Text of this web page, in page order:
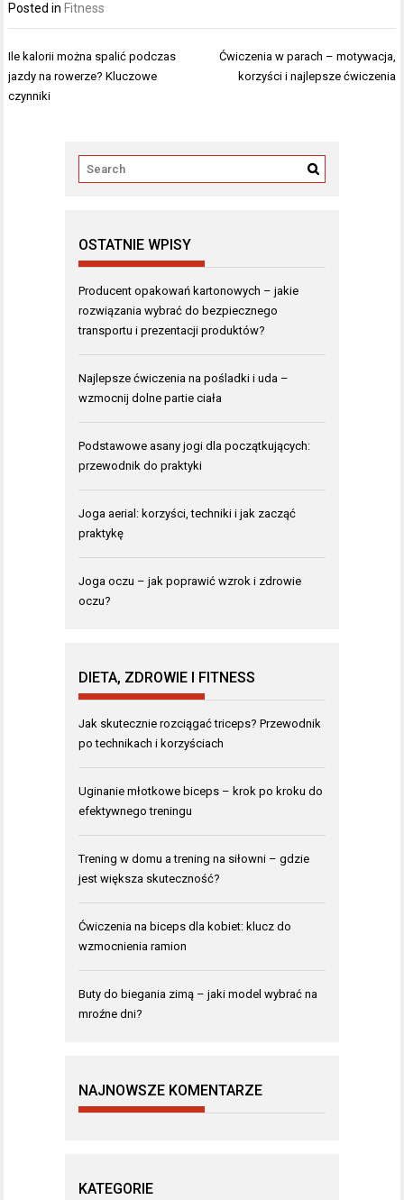
Posted in Fitness
Nawigacja
wpisu
Ile kalorii można spalić podczas
jazdy na rowerze? Kluczowe
czynniki
Ćwiczenia w parach – motywacja,
korzyści i najlepsze ćwiczenia
OSTATNIE WPISY
Producent opakowań kartonowych – jakie
rozwiązania wybrać do bezpiecznego
transportu i prezentacji produktów?
Najlepsze ćwiczenia na pośladki i uda –
wzmocnij dolne partie ciała
Podstawowe asany jogi dla początkujących:
przewodnik do praktyki
Joga aerial: korzyści, techniki i jak zacząć
praktykę
Joga oczu – jak poprawić wzrok i zdrowie
oczu?
DIETA, ZDROWIE I FITNESS
Jak skutecznie rozciągać triceps? Przewodnik
po technikach i korzyściach
Uginanie młotkowe biceps – krok po kroku do
efektywnego treningu
Trening w domu a trening na siłowni – gdzie
jest większa skuteczność?
Ćwiczenia na biceps dla kobiet: klucz do
wzmocnienia ramion
Buty do biegania zimą – jaki model wybrać na
mroźne dni?
NAJNOWSZE KOMENTARZE
KATEGORIE